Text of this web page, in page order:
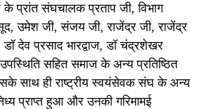
प्रांत संघचालक प्रताप जी, विभाग
उमेश जी, संजय जी, राजेंद्र जी, राजेंद्र
देव प्रसाद भारद्वाज, डॉ चंद्रशेखर
उपस्थिति सहित समाज के अन्य प्रतिष्ठित
साथ ही राष्ट्रीय स्वयंसेवक संघ के अन्य
प्राप्त हुआ और उनकी गरिमामई